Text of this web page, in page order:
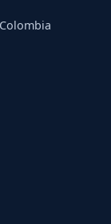
Colombia